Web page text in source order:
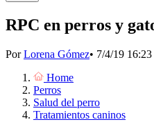
RPC en perros y
PorLorena Gómez• 7/4/19 16:23
Home
Perros
Salud del perro
Tratamientos caninos